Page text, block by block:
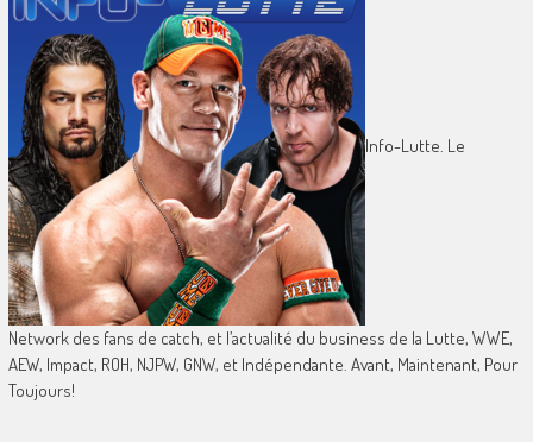
Info-Lutte. Le
Network des fans de catch, et l’actualité du business de la Lutte, WWE,
AEW, Impact, ROH, NJPW, GNW, et Indépendante. Avant, Maintenant, Pour
Toujours!